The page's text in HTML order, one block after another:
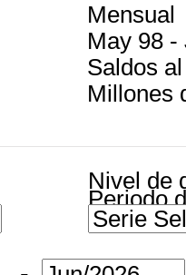
Mensual
May 98 -
Saldos
Millones
Nivel de
Periodo